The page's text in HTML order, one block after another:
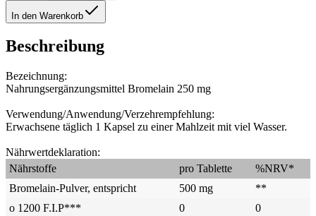
In den Warenkorb
Beschreibung
Bezeichnung:
Nahrungsergänzungsmittel Bromelain 250 mg
Verwendung/Anwendung/Verzehrempfehlung:
Erwachsene täglich 1 Kapsel zu einer Mahlzeit mit viel Wasser.
Nährwertdeklaration:
Nährstoffe
pro Tablette
%NRV*
Bromelain-Pulver, entspricht
500 mg
**
o 1200 F.I.P***
0 0